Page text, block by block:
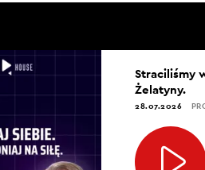
Straciliśmy
Żelatyny.
28.07.2026